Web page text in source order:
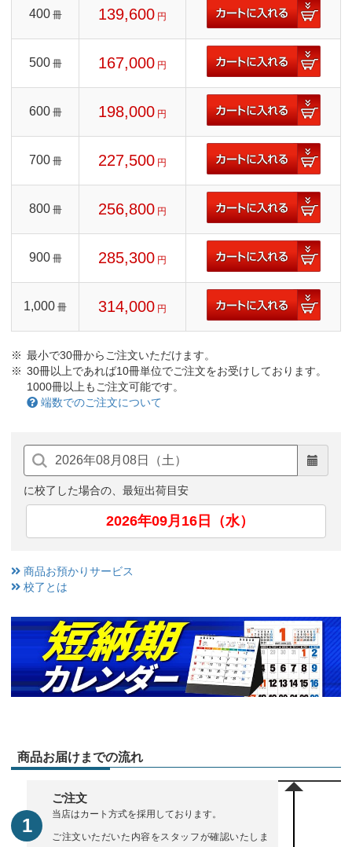
400 冊 139,600 円
500 冊 167,000 円
600 冊 198,000 円
700 冊 227,500 円
800 冊 256,800 円
900 冊 285,300 円
1,000 冊 314,000 円
最小で30冊からご注文いただけます。
30冊以上であれば10冊単位でご注文をお受けしております。
1000冊以上もご注文可能です。
端数でのご注文について
に校了した場合の、最短出荷目安
2026年09月16日（水）
商品お預かりサービス
校了とは
商品お届けまでの流れ
ご注文
当店はカート方式を採用しております。
ご注文いただいた内容をスタッフが確認いたしま